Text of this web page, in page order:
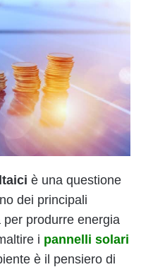
è una questione
dei principali
produrre energia
i pannelli solari
è il pensiero di